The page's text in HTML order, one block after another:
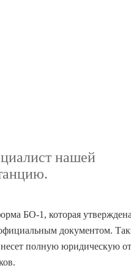
нашей
БО-1, которая
документом.
полную юридическую